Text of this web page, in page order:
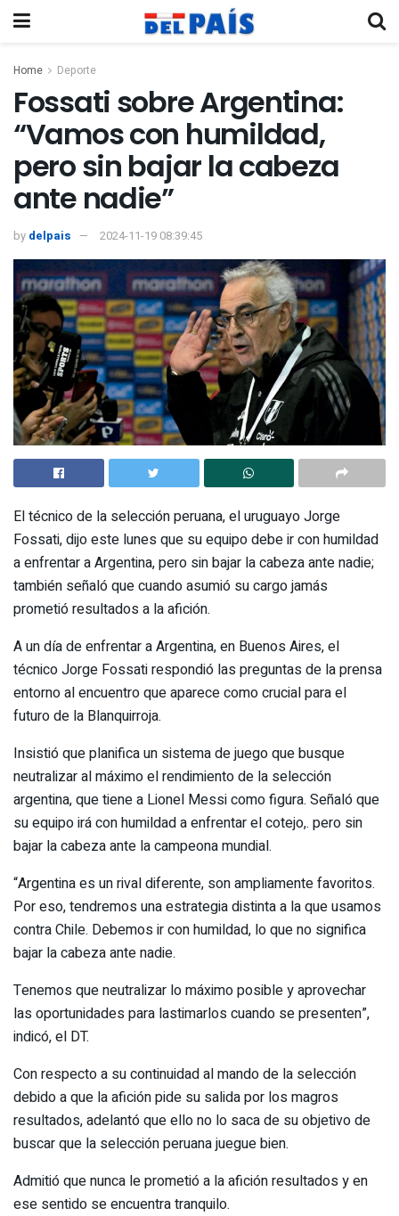
Home Deporte
Fossati sobre Argentina:
“Vamos con humildad,
pero sin bajar la cabeza
ante nadie”
by delpais 2024-11-19 08:39:45
El técnico de la selección peruana, el uruguayo Jorge
Fossati, dijo este lunes que su equipo debe ir con humildad
a enfrentar a Argentina, pero sin bajar la cabeza ante nadie;
también señaló que cuando asumió su cargo jamás
prometió resultados a la afición.
A un día de enfrentar a Argentina, en Buenos Aires, el
técnico Jorge Fossati respondió las preguntas de la prensa
entorno al encuentro que aparece como crucial para el
futuro de la Blanquirroja.
Insistió que planifica un sistema de juego que busque
neutralizar al máximo el rendimiento de la selección
argentina, que tiene a Lionel Messi como figura. Señaló que
su equipo irá con humildad a enfrentar el cotejo,. pero sin
bajar la cabeza ante la campeona mundial.
“Argentina es un rival diferente, son ampliamente favoritos.
Por eso, tendremos una estrategia distinta a la que usamos
contra Chile. Debemos ir con humildad, lo que no significa
bajar la cabeza ante nadie.
Tenemos que neutralizar lo máximo posible y aprovechar
las oportunidades para lastimarlos cuando se presenten”,
indicó, el DT.
Con respecto a su continuidad al mando de la selección
debido a que la afición pide su salida por los magros
resultados, adelantó que ello no lo saca de su objetivo de
buscar que la selección peruana juegue bien.
Admitió que nunca le prometió a la afición resultados y en
ese sentido se encuentra tranquilo.